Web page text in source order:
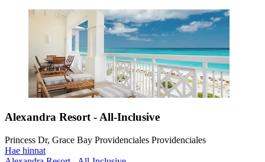
Alexandra Resort - All-Inclusive
Princess Dr, Grace Bay Providenciales Providenciales
Hae hinnat